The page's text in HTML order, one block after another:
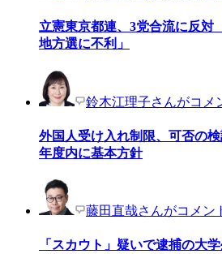
立憲東京都連、3党合流に反
地方選に不利」
鈴木江理子さんがコメ
外国人受け入れ制限、可否の
年度内に基本方針
藤田直哉さんがコメン
「スカウト」疑いで逮捕の大